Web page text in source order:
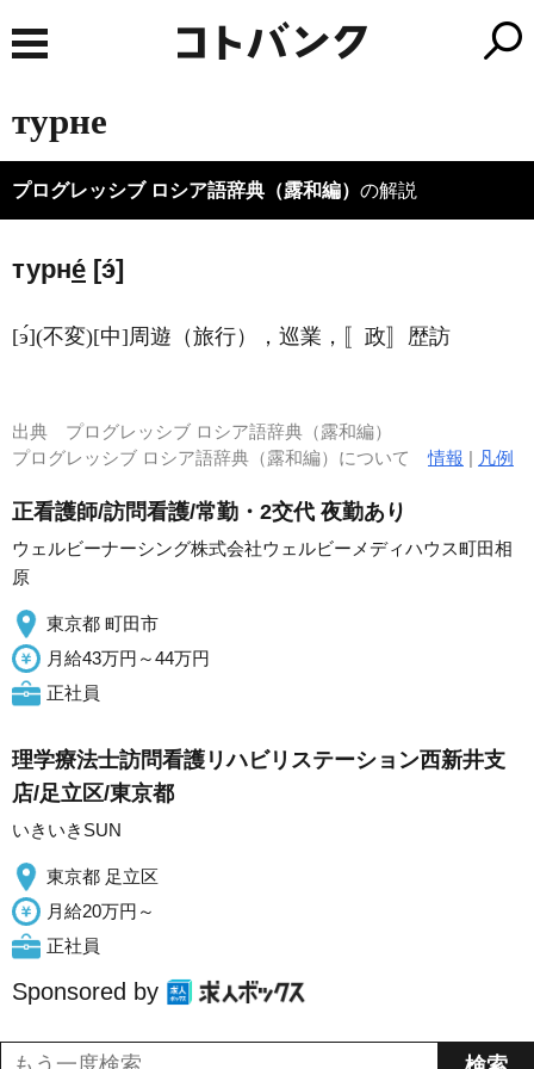
турне
プログレッシブ ロシア語辞典（露和編） の解説
турне́ [э́]
[э́](不変)[中]周遊（旅行），巡業，〚政〛歴訪
出典 プログレッシブ ロシア語辞典（露和編）
プログレッシブ ロシア語辞典（露和編）について情報 | 凡例
正看護師/訪問看護/常勤・2交代 夜勤あり
ウェルビーナーシング株式会社ウェルビーメディハウス町田相
原
東京都 町田市
月給43万円～44万円
正社員
理学療法士訪問看護リハビリステーション西新井支
店/足立区/東京都
いきいきSUN
東京都 足立区
月給20万円～
正社員
Sponsored by